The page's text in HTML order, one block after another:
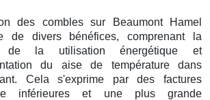
des combles sur Beaumont Hamel
de divers bénéfices, comprenant la
de la utilisation énergétique et
du aise de température dans
Cela s'exprime par des factures
inférieures et une plus grande